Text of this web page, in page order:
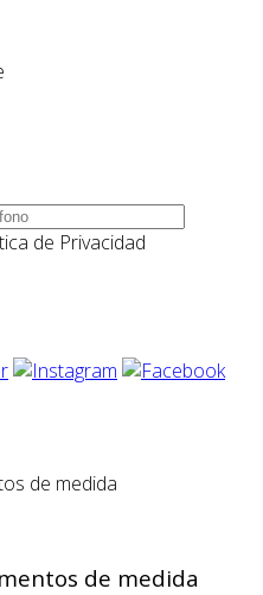
de Privacidad
de medida